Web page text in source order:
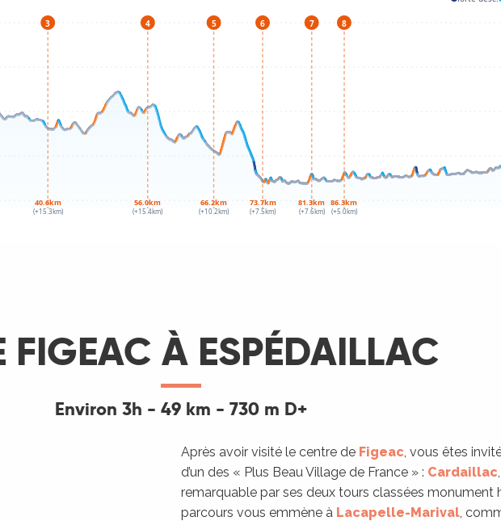
FIGEAC À ESPÉDAILLAC
Environ 3h - 49 km - 730 m D+
Après avoir visité le centre de Figeac , vous êtes
d’un des « Plus Beau Village de France » : Cardaillac
remarquable par ses deux tours classées monument
parcours vous emmène à Lacapelle-Marival ,